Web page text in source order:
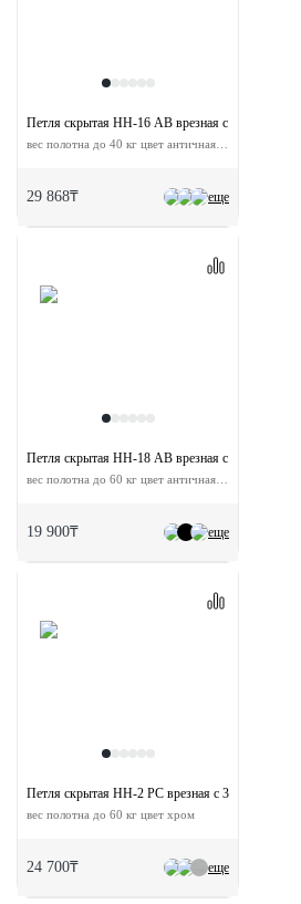
еще
Петля скрытая HH-16 AB врезная с 3D-
29 868₸
еще
Петля скрытая HH-18 AB врезная с 3D-
19 900₸
еще
Петля скрытая HH-2 PC врезная с 3D-
вес полотна до 60 кг цвет хром
24 700₸